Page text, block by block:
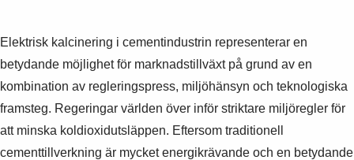
Elektrisk kalcinering i cementindustrin representerar en
betydande möjlighet för marknadstillväxt på grund av en
kombination av regleringspress, miljöhänsyn och teknologiska
framsteg. Regeringar världen över inför striktare miljöregler för
att minska koldioxidutsläppen. Eftersom traditionell
cementtillverkning är mycket energikrävande och en betydande